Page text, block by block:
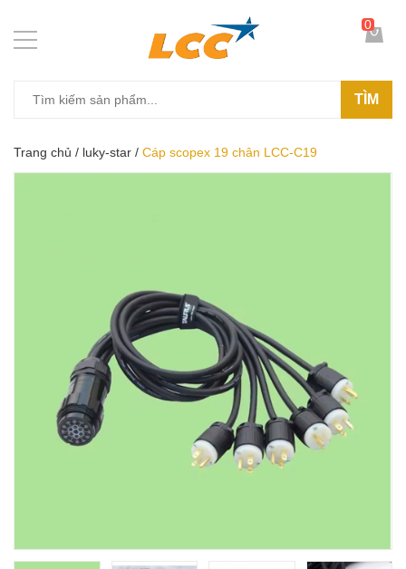
TÌM
0
Trang chủ / luky-star / Cáp scopex 19 chân LCC-C19